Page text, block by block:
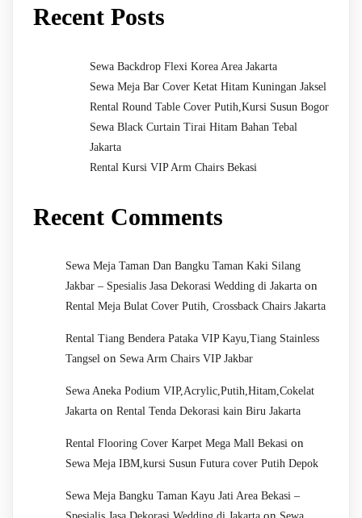
Recent Posts
Sewa Backdrop Flexi Korea Area Jakarta
Sewa Meja Bar Cover Ketat Hitam Kuningan Jaksel
Rental Round Table Cover Putih,Kursi Susun Bogor
Sewa Black Curtain Tirai Hitam Bahan Tebal
Jakarta
Rental Kursi VIP Arm Chairs Bekasi
Recent Comments
Sewa Meja Taman Dan Bangku Taman Kaki Silang
Jakbar – Spesialis Jasa Dekorasi Wedding di Jakarta on
Rental Meja Bulat Cover Putih, Crossback Chairs Jakarta
Rental Tiang Bendera Pataka VIP Kayu,Tiang Stainless
Tangsel on Sewa Arm Chairs VIP Jakbar
Sewa Aneka Podium VIP,Acrylic,Putih,Hitam,Cokelat
Jakarta on Rental Tenda Dekorasi kain Biru Jakarta
Rental Flooring Cover Karpet Mega Mall Bekasi on
Sewa Meja IBM,kursi Susun Futura cover Putih Depok
Sewa Meja Bangku Taman Kayu Jati Area Bekasi –